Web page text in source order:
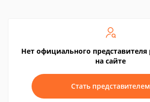
Нет официального представителя
на сайте
Стать представителем